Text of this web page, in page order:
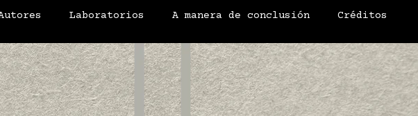
Laboratorios A manera de conclusión Créditos